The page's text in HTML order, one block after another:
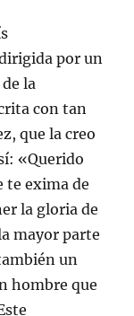
por un
la
con tan
que la creo
«Querido
te exima de
la gloria de
mayor parte
un
hombre que